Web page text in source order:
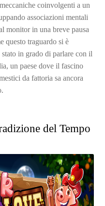
coinvolgenti a un
associazioni mentali
monitor in una breve pausa
questo traguardo si è
in grado di parlare con il
un paese dove il fascino
da fattoria sa ancora
del Tempo